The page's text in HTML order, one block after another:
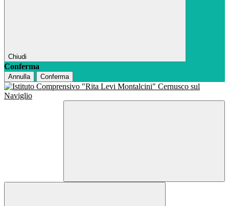
Chiudi
Conferma
Annulla Conferma